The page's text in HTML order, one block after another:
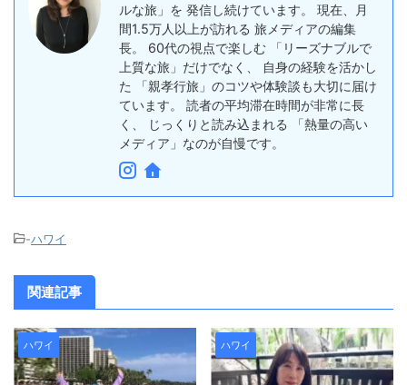
ルな旅」を 発信し続けています。 現在、月
間1.5万人以上が訪れる 旅メディアの編集
長。 60代の視点で楽しむ 「リーズナブルで
上質な旅」だけでなく、 自身の経験を活かし
た 「親孝行旅」のコツや体験談も大切に届け
ています。 読者の平均滞在時間が非常に長
く、 じっくりと読み込まれる 「熱量の高い
メディア」なのが自慢です。
-ハワイ
関連記事
ハワイ ハワイ